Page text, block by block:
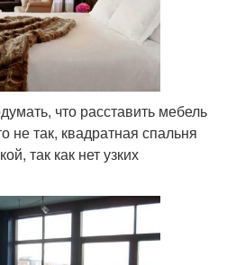
что расставить мебель
не так, квадратная спальня
так как нет узких